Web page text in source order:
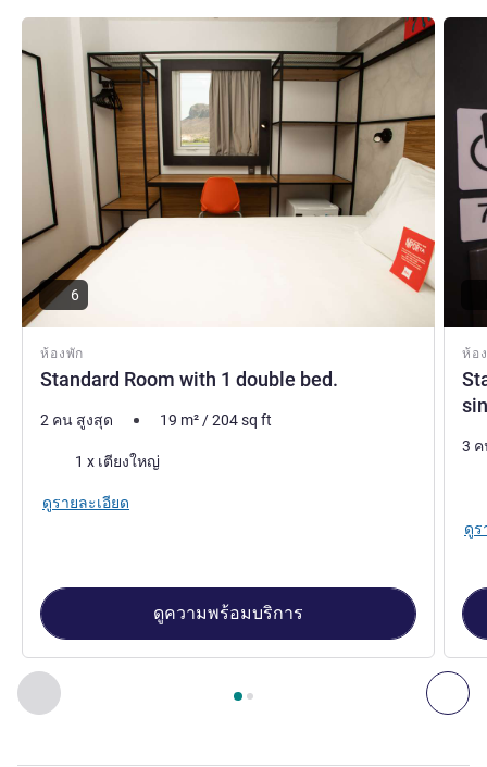
ก่อนหน้า - ห้องพัก ถั
หน้า1 , ห้องพัก 1 : Standard Room with 1 double bed.
ห้องพัก
Standard Room with 1 double bed.
ดูรายละเอียด
6
2 คน สูงสุด 19 m²/204sq ft
เครื่องนอน
1 x เตียงใหญ่
ดูรายละเอียด
ดูความพร้อมบริการ
ห้อ
ดูราย
3
ดูร